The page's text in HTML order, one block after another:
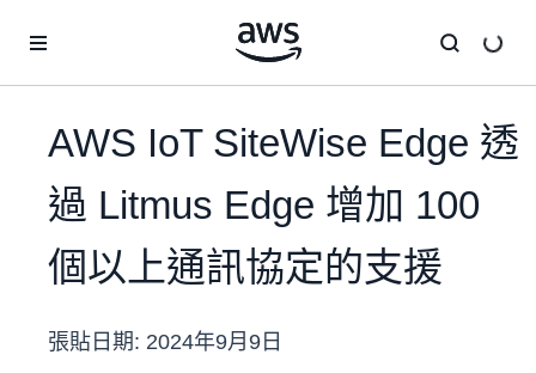
AWS IoT SiteWise Edge 透
過 Litmus Edge 增加 100
個以上通訊協定的支援
張貼日期: 2024年9月9日